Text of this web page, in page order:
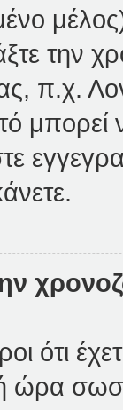
την
π.χ.
μπορεί
ότι
ώρα